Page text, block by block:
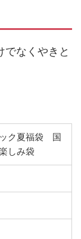
でなくやきと
ク夏福袋 国
しみ袋